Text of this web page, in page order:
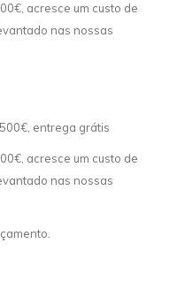
acresce um custo de
nas nossas
entrega grátis
acresce um custo de
nas nossas